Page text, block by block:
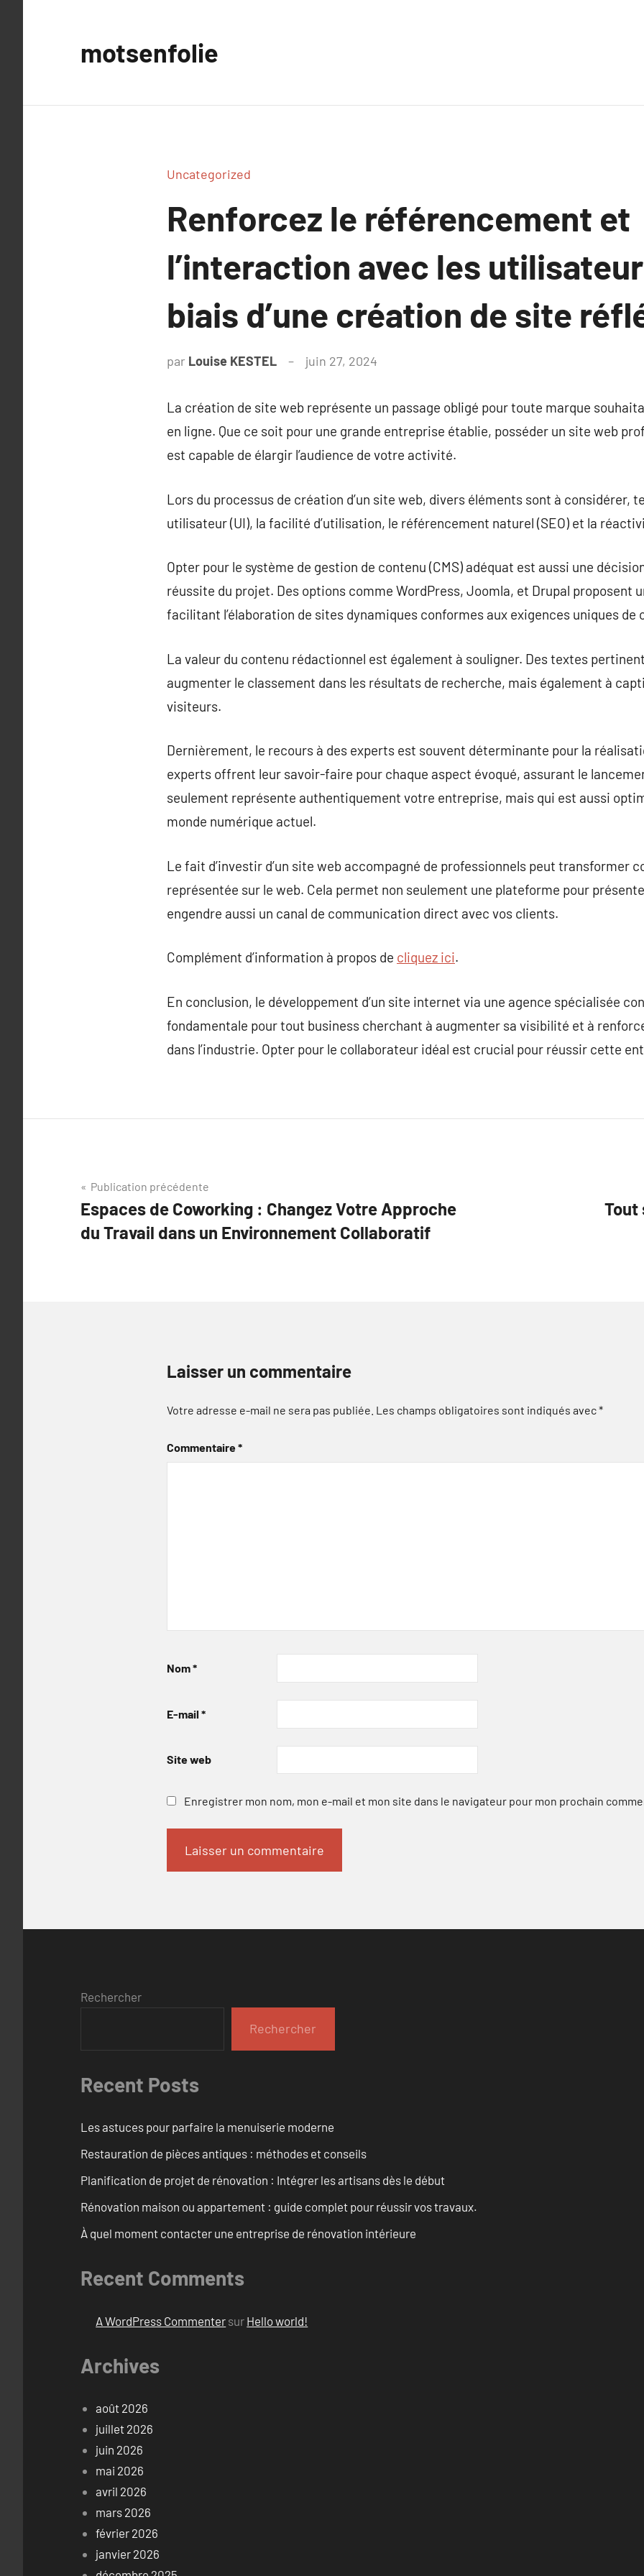
motsenfolie
Uncategorized
Renforcez le référencement et
l’interaction avec les
biais d’une création de site
par Louise KESTEL juin 27, 2024
La création de site web représente un passage obligé pour toute marque
en ligne. Que ce soit pour une grande entreprise établie, posséder un site web
est capable de élargir l’audience de votre activité.
Lors du processus de création d’un site web, divers éléments sont à considérer,
utilisateur (UI), la facilité d’utilisation, le référencement naturel (SEO) et la
Opter pour le système de gestion de contenu (CMS) adéquat est aussi une
réussite du projet. Des options comme WordPress, Joomla, et Drupal proposent
facilitant l’élaboration de sites dynamiques conformes aux exigences uniques de
La valeur du contenu rédactionnel est également à souligner. Des textes
augmenter le classement dans les résultats de recherche, mais également à
visiteurs.
Dernièrement, le recours à des experts est souvent déterminante pour la
experts offrent leur savoir-faire pour chaque aspect évoqué, assurant le
seulement représente authentiquement votre entreprise, mais qui est aussi
monde numérique actuel.
Le fait d’investir d’un site web accompagné de professionnels peut transformer
représentée sur le web. Cela permet non seulement une plateforme pour
engendre aussi un canal de communication direct avec vos clients.
Complément d’information à propos de cliquez ici.
En conclusion, le développement d’un site internet via une agence spécialisée
fondamentale pour tout business cherchant à augmenter sa visibilité et à
dans l’industrie. Opter pour le collaborateur idéal est crucial pour réussir cette
Navigation
de
l’article
Publication précédente
Espaces de Coworking : Changez Votre Approche
du Travail dans un Environnement Collaboratif
Tout
Laisser un commentaire
Votre adresse e-mail ne sera pas publiée. Les champs obligatoires sont indiqués avec*
Commentaire*
Nom*
E-mail *
Site web
Enregistrer mon nom, mon e-mail et mon site dans le navigateur pour mon prochain
Rechercher
Rechercher
Recent Posts
Les astuces pour parfaire la menuiserie moderne
Restauration de pièces antiques : méthodes et conseils
Planification de projet de rénovation : Intégrer les artisans dès le début
Rénovation maison ou appartement : guide complet pour réussir vos travaux.
À quel moment contacter une entreprise de rénovation intérieure
Recent Comments
A WordPress Commenter sur Hello world!
Archives
août 2026
juillet 2026
juin 2026
mai 2026
avril 2026
mars 2026
février 2026
janvier 2026